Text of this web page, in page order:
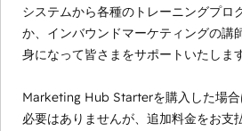
システムから各種のトレーニングプロ
か、インバウンドマーケティングの講
身になって皆さまをサポートいたします
Marketing Hub Starterを購入した場
必要はありませんが、追加料金をお支